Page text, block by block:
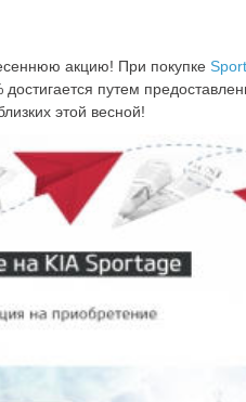
акцию! При покупке
достигается путем
этой весной!